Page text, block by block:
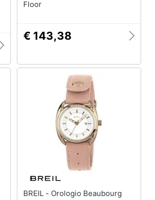
Floor
€ 143,38
BREIL - Orologio Beaubourg